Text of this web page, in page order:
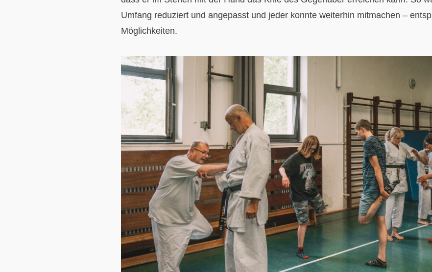
Umfang reduziert und angepasst und jeder konnte weiterhin mitmachen –
Möglichkeiten.